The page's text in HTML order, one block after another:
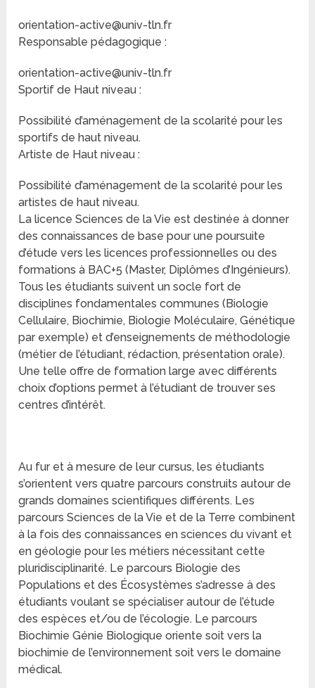
orientation-active@univ-tln.fr
Responsable pédagogique :
orientation-active@univ-tln.fr
Sportif de Haut niveau :
Possibilité d’aménagement de la scolarité pour les
sportifs de haut niveau.
Artiste de Haut niveau :
Possibilité d’aménagement de la scolarité pour les
artistes de haut niveau.
La licence Sciences de la Vie est destinée à donner
des connaissances de base pour une poursuite
d’étude vers les licences professionnelles ou des
formations à BAC+5 (Master, Diplômes d’Ingénieurs).
Tous les étudiants suivent un socle fort de
disciplines fondamentales communes (Biologie
Cellulaire, Biochimie, Biologie Moléculaire, Génétique
par exemple) et d’enseignements de méthodologie
(métier de l’étudiant, rédaction, présentation orale).
Une telle offre de formation large avec différents
choix d’options permet à l’étudiant de trouver ses
centres d’intérêt.
Au fur et à mesure de leur cursus, les étudiants
s’orientent vers quatre parcours construits autour de
grands domaines scientifiques différents. Les
parcours Sciences de la Vie et de la Terre combinent
à la fois des connaissances en sciences du vivant et
en géologie pour les métiers nécessitant cette
pluridisciplinarité. Le parcours Biologie des
Populations et des Écosystèmes s’adresse à des
étudiants voulant se spécialiser autour de l’étude
des espèces et/ou de l’écologie. Le parcours
Biochimie Génie Biologique oriente soit vers la
biochimie de l’environnement soit vers le domaine
médical.